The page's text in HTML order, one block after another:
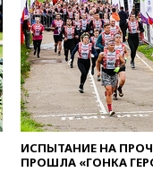
ИСПЫТАНИЕ НА
ПРОШЛА «ГОНКА